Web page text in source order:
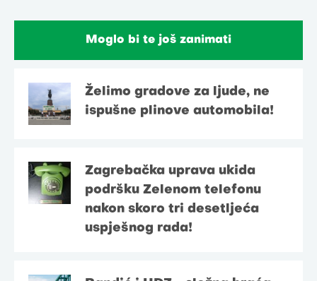
Moglo bi te još zanimati
Želimo gradove za ljude, ne
ispušne plinove automobila!
Zagrebačka uprava ukida
podršku Zelenom telefonu
nakon skoro tri desetljeća
uspješnog rada!